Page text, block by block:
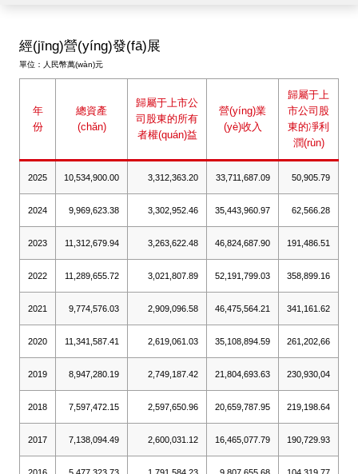
經(jīng)營(yíng)發(fā)展
單位：人民幣萬(wàn)元
年
份
總資產
(chǎn)
歸屬于上市公
司股東的所有
者權(quán)益
營(yíng)業
(yè)收入
歸屬于上
市公司股
東的凈利
潤(rùn)
2025 10,534,900.00 3,312,363.20 33,711,687.09 50,905.79
2024 9,969,623.38 3,302,952.46 35,443,960.97 62,566.28
2023 11,312,679.94 3,263,622.48 46,824,687.90 191,486.51
2022 11,289,655.72 3,021,807.89 52,191,799.03 358,899.16
2021 9,774,576.03 2,909,096.58 46,475,564.21 341,161.62
2020 11,341,587.41 2,619,061.03 35,108,894.59 261,202,66
2019 8,947,280.19 2,749,187.42 21,804,693.63 230,930,04
2018 7,597,472.15 2,597,650.96 20,659,787.95 219,198.64
2017 7,138,094.49 2,600,031.12 16,465,077.79 190,729.93